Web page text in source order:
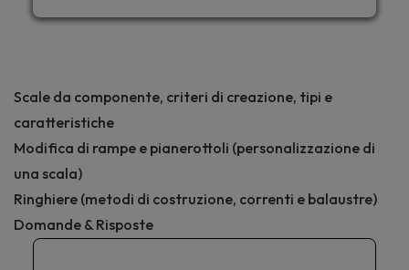
Scale da componente, criteri di creazione, tipi e
caratteristiche
Modifica di rampe e pianerottoli (personalizzazione di
una scala)
Ringhiere (metodi di costruzione, correnti e balaustre)
Domande & Risposte